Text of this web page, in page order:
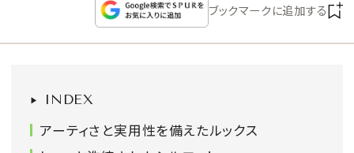
CELEBRITY
WEDDING
ブックマークに追加する
INDEX
アーティさと実用性を備えたルックス